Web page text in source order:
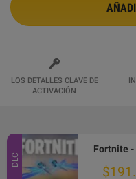
LOS DETALLES CLAVE DE
ACTIVACIÓN
DLC